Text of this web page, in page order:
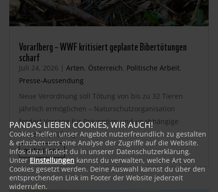
Vorarlberg – WWF kritisiert geplante Bibertötungen
scharf
Juli 24, 2026 | Arten, Österreich, Politische Arbeit,
Presse-Aussendung
Neue Verordnung soll Tötung von bis zu 32 Tieren
jährlich ermöglichen – Naturschutzorganisation
fordert Vorrang für Prävention und unabhängige
Einzelfallprüfung
mehr lesen
PANDAS LIEBEN COOKIES, WIR AUCH!
Cookies helfen unser Angebot nutzerfreundlich zu gestalten
& erlauben uns eine Analyse der Zugriffe auf die Website.
Infos dazu findest du in unserer Datenschutzerklärung.
UnterEinstellungen kannst du verwalten, welche Art von
Cookies gesetzt werden. Deine Auswahl kannst du über den
entsprechenden Link im Footer der Website jederzeit
widerrufen.